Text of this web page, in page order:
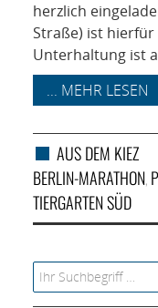
herzlich
Straße) ist
Unterhaltung ist
... MEHR LESEN
AUS DEM KIEZ
BERLIN-MARATHON,
TIERGARTEN SÜD
Search for: